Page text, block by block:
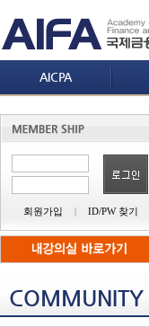
AICPA
회원가입 | ID/PW 찾기
COMMUNITY